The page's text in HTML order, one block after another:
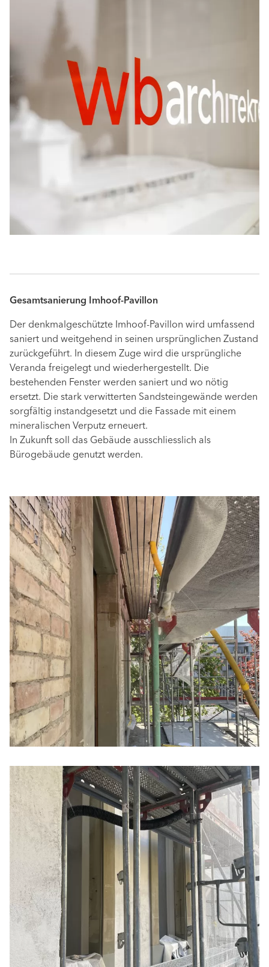
Gesamtsanierung Imhoof-Pavillon
Der denkmalgeschützte Imhoof-Pavillon wird umfassend
saniert und weitgehend in seinen ursprünglichen Zustand
zurückgeführt. In diesem Zuge wird die ursprüngliche
Veranda freigelegt und wiederhergestellt. Die
bestehenden Fenster werden saniert und wo nötig
ersetzt. Die stark verwitterten Sandsteingewände werden
sorgfältig instandgesetzt und die Fassade mit einem
mineralischen Verputz erneuert.
In Zukunft soll das Gebäude ausschliesslich als
Bürogebäude genutzt werden.